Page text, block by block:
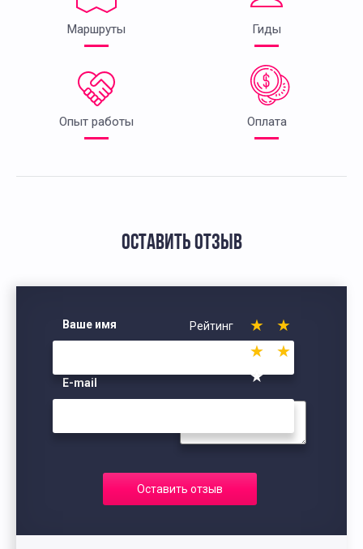
Маршруты Гиды
Опыт работы Оплата
ОСТАВИТЬ ОТЗЫВ
Ваше имя
E-mail
Рейтинг
Оставить отзыв